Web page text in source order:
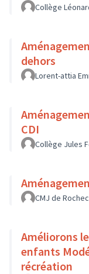
Collège
dehors
Lorent-attia
CDI
Collège Jules
CMJ de
Améliorons
enfants
récréation